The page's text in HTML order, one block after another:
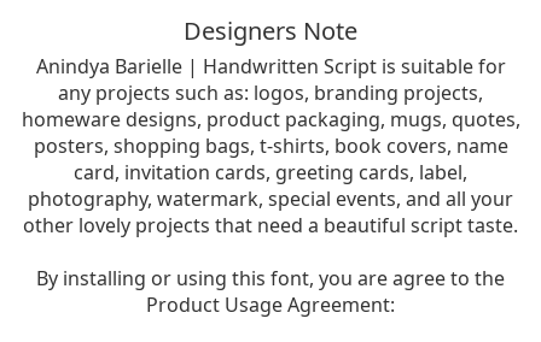
Designers Note
Anindya Barielle | Handwritten Script is suitable for
any projects such as: logos, branding projects,
homeware designs, product packaging, mugs, quotes,
posters, shopping bags, t-shirts, book covers, name
card, invitation cards, greeting cards, label,
photography, watermark, special events, and all your
other lovely projects that need a beautiful script taste.
By installing or using this font, you are agree to the
Product Usage Agreement: